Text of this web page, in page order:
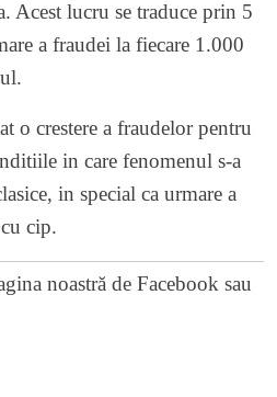
Acest lucru se traduce prin 5
a fraudei la fiecare 1.000
o crestere a fraudelor pentru
in care fenomenul s-a
in special ca urmare a
cip.
noastră de Facebook sau